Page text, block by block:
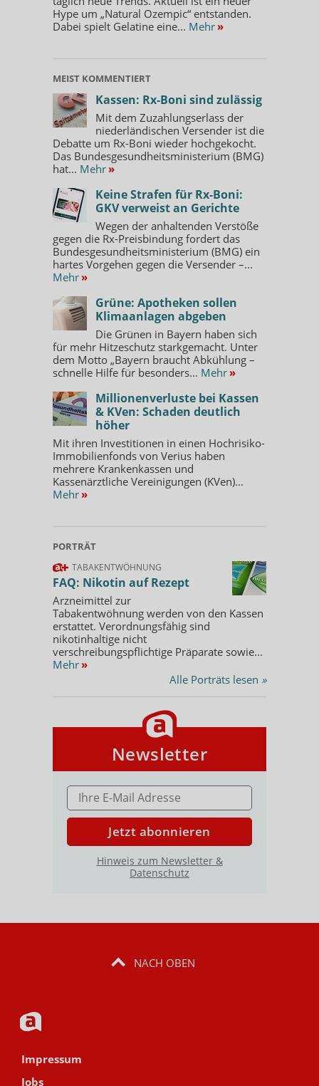
Hype um „Natural Ozempic“ entstanden.
Dabei spielt Gelatine eine... Mehr »
MEIST KOMMENTIERT
Kassen: Rx-Boni sind zulässig
Mit dem Zuzahlungserlass der
niederländischen Versender ist die
Debatte um Rx-Boni wieder hochgekocht.
Das Bundesgesundheitsministerium (BMG)
hat... Mehr »
Keine Strafen für Rx-Boni:
GKV verweist an Gerichte
Wegen der anhaltenden Verstöße
gegen die Rx-Preisbindung fordert das
Bundesgesundheitsministerium (BMG) ein
hartes Vorgehen gegen die Versender –...
Mehr »
Grüne: Apotheken sollen
Klimaanlagen abgeben
Die Grünen in Bayern haben sich
für mehr Hitzeschutz starkgemacht. Unter
dem Motto „Bayern braucht Abkühlung –
schnelle Hilfe für besonders... Mehr »
Millionenverluste bei Kassen
& KVen: Schaden deutlich
höher
Mit ihren Investitionen in einen Hochrisiko-
Immobilienfonds von Verius haben
mehrere Krankenkassen und
Kassenärztliche Vereinigungen (KVen)...
Mehr »
PORTRÄT
TABAKENTWÖHNUNG
FAQ: Nikotin auf Rezept
Arzneimittel zur
Tabakentwöhnung werden von den Kassen
erstattet. Verordnungsfähig sind
nikotinhaltige nicht
verschreibungspflichtige Präparate sowie...
Mehr »
Alle Porträts lesen »
Newsletter
E-MAIL ADRESSE
Jetzt abonnieren
Hinweis zum Newsletter &
Datenschutz
NACH OBEN
Impressum
Jobs